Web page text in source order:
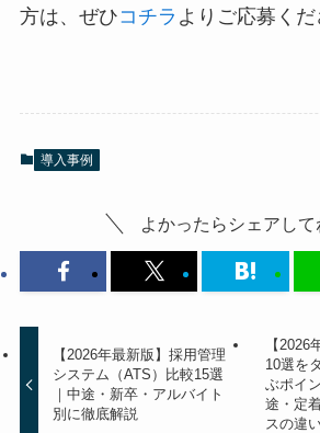
方は、ぜひコチラ よりご応募くだ
導入事例
よかったらシェアして
【2026年最新版】採用管理
システム（ATS）比較15選
｜中途・新卒・アルバイト
別に徹底解説
【2026
10選を
ぶポイ
途・定
スの違